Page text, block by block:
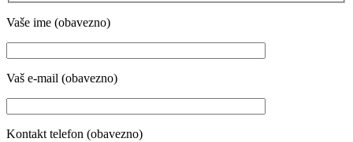
Vaše ime (obavezno)
Vaš e-mail (obavezno)
Kontakt telefon (obavezno)